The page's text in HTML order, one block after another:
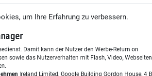
um Ihre Erfahrung zu verbessern.
Damit kann der Nutzer den Werbe-Return on
sowie das Nutzerverhalten mit Flash, Video,
Ireland Limited, Google Building Gordon House, 4